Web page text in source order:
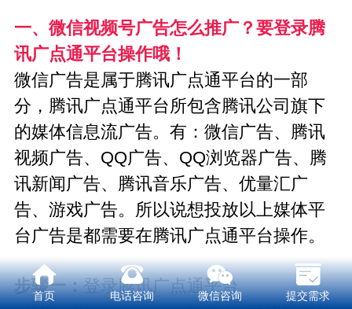
一、微信视频号广告怎么推广？要登录腾
讯广点通平台操作哦！
微信广告是属于腾讯广点通平台的一部
分，腾讯广点通平台所包含腾讯公司旗下
的媒体信息流广告。有：微信广告、腾讯
视频广告、QQ广告、QQ浏览器广告、 腾
讯新闻广告、腾讯音乐广告、优量汇广
告、游戏广告。所以说想投放以上媒体平
台广告是都需要在腾讯广点通平台操作。
步骤一：登录腾讯广点通平台
首页 电话咨询 微信咨询 提交需求